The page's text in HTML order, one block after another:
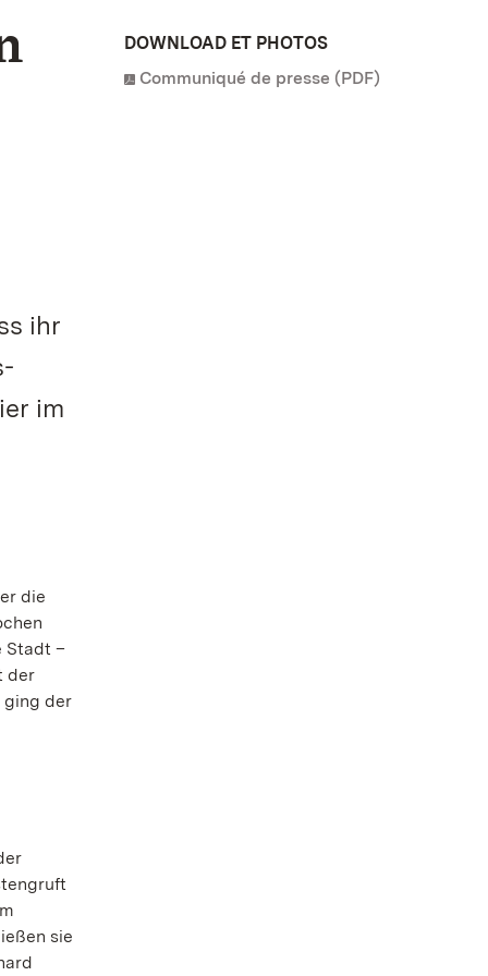
ihr
im
die
Stadt –
der
ging der
sie
DOWNLOAD ET PHOTOS
Communiqué de presse (PDF)